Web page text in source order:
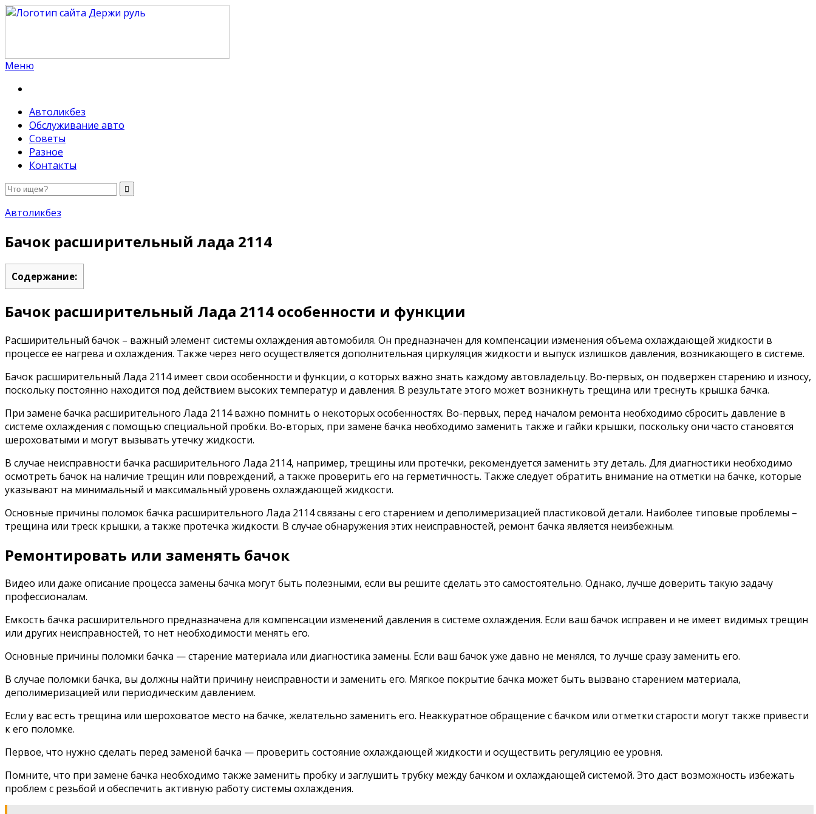
Меню
Автоликбез
Обслуживание авто
Советы
Разное
Контакты
Автоликбез
Бачок расширительный лада 2114
Содержание:
Бачок расширительный Лада 2114 особенности и функции
Расширительный бачок – важный элемент системы охлаждения автомобиля. Он предназначен для компенсации изменения объема охлаждающей жидкости в
процессе ее нагрева и охлаждения. Также через него осуществляется дополнительная циркуляция жидкости и выпуск излишков давления, возникающего в системе.
Бачок расширительный Лада 2114 имеет свои особенности и функции, о которых важно знать каждому автовладельцу. Во-первых, он подвержен старению и износу,
поскольку постоянно находится под действием высоких температур и давления. В результате этого может возникнуть трещина или треснуть крышка бачка.
При замене бачка расширительного Лада 2114 важно помнить о некоторых особенностях. Во-первых, перед началом ремонта необходимо сбросить давление в
системе охлаждения с помощью специальной пробки. Во-вторых, при замене бачка необходимо заменить также и гайки крышки, поскольку они часто становятся
шероховатыми и могут вызывать утечку жидкости.
В случае неисправности бачка расширительного Лада 2114, например, трещины или протечки, рекомендуется заменить эту деталь. Для диагностики необходимо
осмотреть бачок на наличие трещин или повреждений, а также проверить его на герметичность. Также следует обратить внимание на отметки на бачке, которые
указывают на минимальный и максимальный уровень охлаждающей жидкости.
Основные причины поломок бачка расширительного Лада 2114 связаны с его старением и деполимеризацией пластиковой детали. Наиболее типовые проблемы –
трещина или треск крышки, а также протечка жидкости. В случае обнаружения этих неисправностей, ремонт бачка является неизбежным.
Ремонтировать или заменять бачок
Видео или даже описание процесса замены бачка могут быть полезными, если вы решите сделать это самостоятельно. Однако, лучше доверить такую задачу
профессионалам.
Емкость бачка расширительного предназначена для компенсации изменений давления в системе охлаждения. Если ваш бачок исправен и не имеет видимых трещин
или других неисправностей, то нет необходимости менять его.
Основные причины поломки бачка — старение материала или диагностика замены. Если ваш бачок уже давно не менялся, то лучше сразу заменить его.
В случае поломки бачка, вы должны найти причину неисправности и заменить его. Мягкое покрытие бачка может быть вызвано старением материала,
деполимеризацией или периодическим давлением.
Если у вас есть трещина или шероховатое место на бачке, желательно заменить его. Неаккуратное обращение с бачком или отметки старости могут также привести
к его поломке.
Первое, что нужно сделать перед заменой бачка — проверить состояние охлаждающей жидкости и осуществить регуляцию ее уровня.
Помните, что при замене бачка необходимо также заменить пробку и заглушить трубку между бачком и охлаждающей системой. Это даст возможность избежать
проблем с резьбой и обеспечить активную работу системы охлаждения.